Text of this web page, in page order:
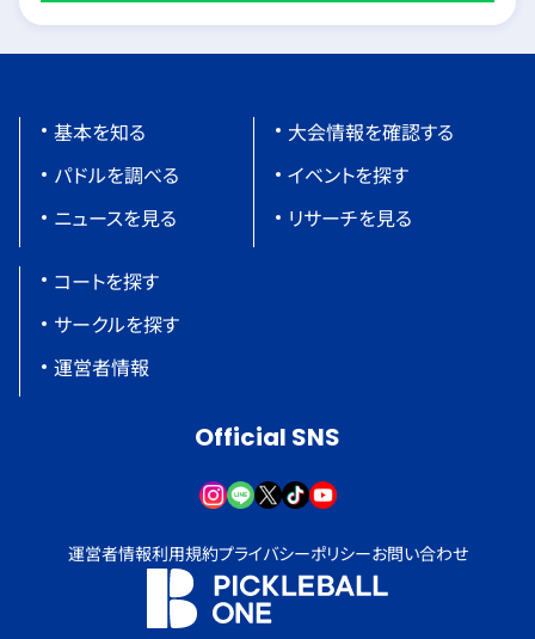
基本を知る
パドルを調べる
ニュースを見る
大会情報を確認する
イベントを探す
リサーチを見る
コートを探す
サークルを探す
運営者情報
Official SNS
運営者情報利用規約プライバシーポリシーお問い合わせ